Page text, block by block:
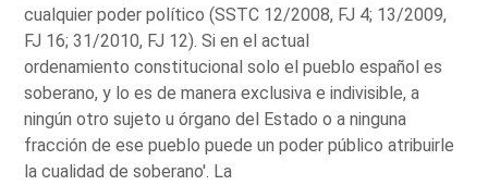
cualquier poder político (SSTC 12/2008, FJ 4; 13/2009,
FJ 16; 31/2010, FJ 12). Si en el actual
ordenamiento constitucional solo el pueblo español es
soberano, y lo es de manera exclusiva e indivisible, a
ningún otro sujeto u órgano del Estado o a ninguna
fracción de ese pueblo puede un poder público atribuirle
la cualidad de soberano'. La